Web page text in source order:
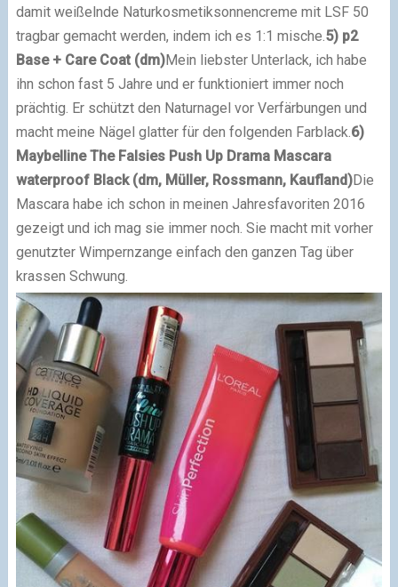
damit weißelnde Naturkosmetiksonnencreme mit LSF 50
tragbar gemacht werden, indem ich es 1:1 mische.5) p2
Base + Care Coat (dm)Mein liebster Unterlack, ich habe
ihn schon fast 5 Jahre und er funktioniert immer noch
prächtig. Er schützt den Naturnagel vor Verfärbungen und
macht meine Nägel glatter für den folgenden Farblack.6)
Maybelline The Falsies Push Up Drama Mascara
waterproof Black (dm, Müller, Rossmann, Kaufland)Die
Mascara habe ich schon in meinen Jahresfavoriten 2016
gezeigt und ich mag sie immer noch. Sie macht mit vorher
genutzter Wimpernzange einfach den ganzen Tag über
krassen Schwung.